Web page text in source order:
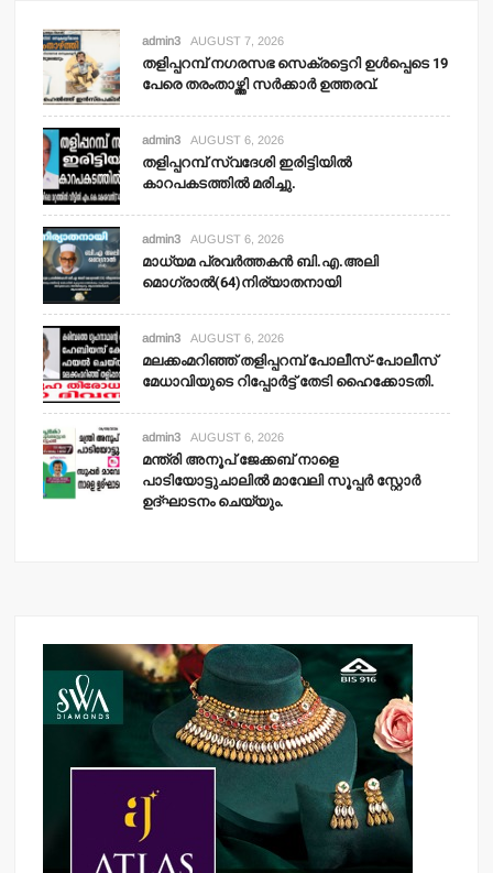
admin3 AUGUST 7, 2026
തളിപ്പറമ്പ് നഗരസഭ സെക്രട്ടെറി ഉള്‍പ്പെടെ 19
പേരെ തരംതാഴ്ത്തി സര്‍ക്കാര്‍ ഉത്തരവ്.
admin3 AUGUST 6, 2026
തളിപ്പറമ്പ് സ്വദേശി ഇരിട്ടിയില്‍
കാറപകടത്തില്‍ മരിച്ചു.
admin3 AUGUST 6, 2026
മാധ്യമ പ്രവര്‍ത്തകന്‍ ബി.എ.അലി
മൊഗ്രാല്‍(64)നിര്യാതനായി
admin3 AUGUST 6, 2026
മലക്കംമറിഞ്ഞ് തളിപ്പറമ്പ് പോലീസ്-പോലീസ്
മേധാവിയുടെ റിപ്പോര്‍ട്ട് തേടി ഹൈക്കോടതി.
admin3 AUGUST 6, 2026
മന്ത്രി അനൂപ് ജേക്കബ് നാളെ
പാടിയോട്ടുചാലില്‍ മാവേലി സൂപ്പര്‍ സ്റ്റോര്‍
ഉദ്ഘാടനം ചെയ്യും.